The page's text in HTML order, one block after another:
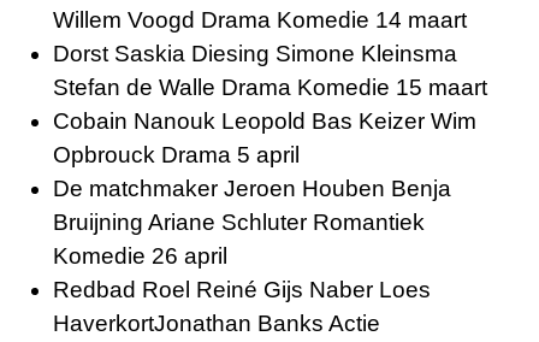
Willem Voogd Drama Komedie 14 maart
Dorst Saskia Diesing Simone Kleinsma
Stefan de Walle Drama Komedie 15 maart
Cobain Nanouk Leopold Bas Keizer Wim
Opbrouck Drama 5 april
De matchmaker Jeroen Houben Benja
Bruijning Ariane Schluter Romantiek
Komedie 26 april
Redbad Roel Reiné Gijs Naber Loes
HaverkortJonathan Banks Actie